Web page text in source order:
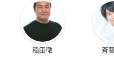
稲田徹 斉